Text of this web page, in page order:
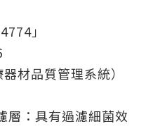
」
材品質管理系統）
層：具有過濾細菌效